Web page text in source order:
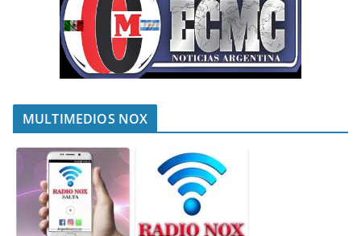
MULTIMEDIOS NOX